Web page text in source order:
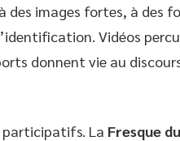
des images fortes, à des
Vidéos
donnent vie au
participatifs. La Fresque